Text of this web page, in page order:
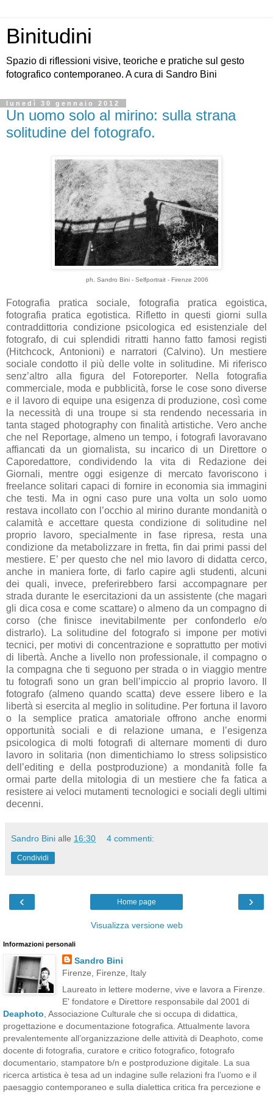
Binitudini
Spazio di riflessioni visive, teoriche e pratiche sul gesto
fotografico contemporaneo. A cura di Sandro Bini
lunedì 30 gennaio 2012
Un uomo solo al mirino: sulla strana
solitudine del fotografo.
ph. Sandro Bini - Selfportrait - Firenze 2006
Fotografia pratica sociale, fotografia pratica egoistica,
fotografia pratica egotistica. Rifletto in questi giorni sulla
contraddittoria condizione psicologica ed esistenziale del
fotografo, di cui splendidi ritratti hanno fatto famosi registi
(Hitchcock, Antonioni) e narratori (Calvino). Un mestiere
sociale condotto il più delle volte in solitudine. Mi riferisco
senz’altro alla figura del Fotoreporter. Nella fotografia
commerciale, moda e pubblicità, forse le cose sono diverse
e il lavoro di equipe una esigenza di produzione, così come
la necessità di una troupe si sta rendendo necessaria in
tanta staged photography con finalità artistiche. Vero anche
che nel Reportage, almeno un tempo, i fotografi lavoravano
affiancati da un giornalista, su incarico di un Direttore o
Caporedattore, condividendo la vita di Redazione dei
Giornali, mentre oggi esigenze di mercato favoriscono i
freelance solitari capaci di fornire in economia sia immagini
che testi. Ma in ogni caso pure una volta un solo uomo
restava incollato con l’occhio al mirino durante mondanità o
calamità e accettare questa condizione di solitudine nel
proprio lavoro, specialmente in fase ripresa, resta una
condizione da metabolizzare in fretta, fin dai primi passi del
mestiere. E’ per questo che nel mio lavoro di didatta cerco,
anche in maniera forte, di farlo capire agli studenti, alcuni
dei quali, invece, preferirebbero farsi accompagnare per
strada durante le esercitazioni da un assistente (che magari
gli dica cosa e come scattare) o almeno da un compagno di
corso (che finisce inevitabilmente per confonderlo e/o
distrarlo). La solitudine del fotografo si impone per motivi
tecnici, per motivi di concentrazione e soprattutto per motivi
di libertà. Anche a livello non professionale, il compagno o
la compagna che ti seguono per strada o in viaggio mentre
tu fotografi sono un gran bell’impiccio al proprio lavoro. Il
fotografo (almeno quando scatta) deve essere libero e la
libertà si esercita al meglio in solitudine. Per fortuna il lavoro
o la semplice pratica amatoriale offrono anche enormi
opportunità sociali e di relazione umana, e l’esigenza
psicologica di molti fotografi di alternare momenti di duro
lavoro in solitaria (non dimentichiamo lo stress solipsistico
dell’editing e della postproduzione) a mondanità folle fa
ormai parte della mitologia di un mestiere che fa fatica a
resistere ai veloci mutamenti tecnologici e sociali degli ultimi
decenni.
Sandro Bini alle 16:30 4 commenti:
Condividi
‹ ›
Home page
Visualizza versione web
Informazioni personali
Sandro Bini
Firenze, Firenze, Italy
Laureato in lettere moderne, vive e lavora a Firenze.
E' fondatore e Direttore responsabile dal 2001 di
Deaphoto , Associazione Culturale che si occupa di didattica,
progettazione e documentazione fotografica. Attualmente lavora
prevalentemente all’organizzazione delle attività di Deaphoto, come
docente di fotografia, curatore e critico fotografico, fotografo
documentario, stampatore b/n e postproduzione digitale. La sua
ricerca artistica è tesa ad un indagine sulle relazioni fra l’uomo e il
paesaggio contemporaneo e sulla dialettica critica fra percezione e